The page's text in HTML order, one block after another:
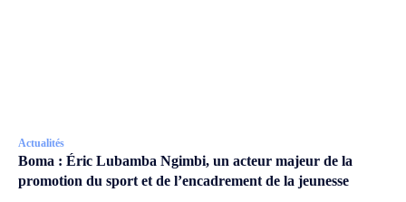
Actualités
Boma : Éric Lubamba Ngimbi, un acteur majeur de la
promotion du sport et de l’encadrement de la jeunesse